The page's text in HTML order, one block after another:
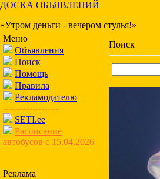
ДОСКА ОБЪЯВЛЕНИЙ
«Утром деньги - вечером стулья!»
Меню
Объявления
Поиск
Помощь
Правила
Рекламодателю
-------------------
SETI.ee
Расписание
автобусов с 15.04.2026
Реклама
Поиск